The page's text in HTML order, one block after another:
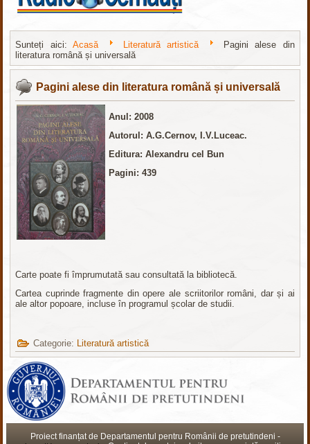
Sunteți aici:Acasă Literatură artistică
Pagini alese din
literatura română și universală
nachodki.ru
Pagini alese din literatura română și universală
Anul: 2008
Autorul: A.G.Cernov, I.V.Luceac.
Editura: Alexandru cel Bun
Pagini: 439
Carte poate fi împrumutată sau consultată la bibliotecă.
Cartea cuprinde fragmente din opere ale scriitorilor români, dar și ai
ale altor popoare, incluse în programul școlar de studii.
Categorie: Literatură artistică
Proiect finanțat de Departamentul pentru Românii de pretutindeni -